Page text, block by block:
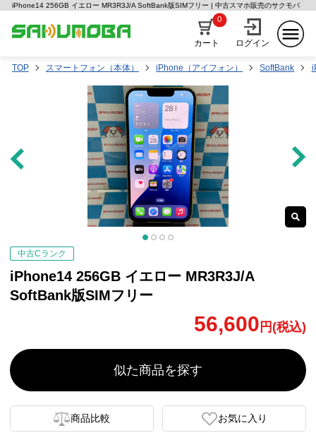
iPhone14 256GB イエロー MR3R3J/A SoftBank版SIMフリー | 中古スマホ販売のサクモバ
カート
0
ログイン
TOP スマートフォン（本体） iPhone（アイフォン） SoftBank
中古Cランク
iPhone14 256GB イエロー MR3R3J/A
SoftBank版SIMフリー
56,600 円(税込)
似た商品を探す
商品比較 お気に入り